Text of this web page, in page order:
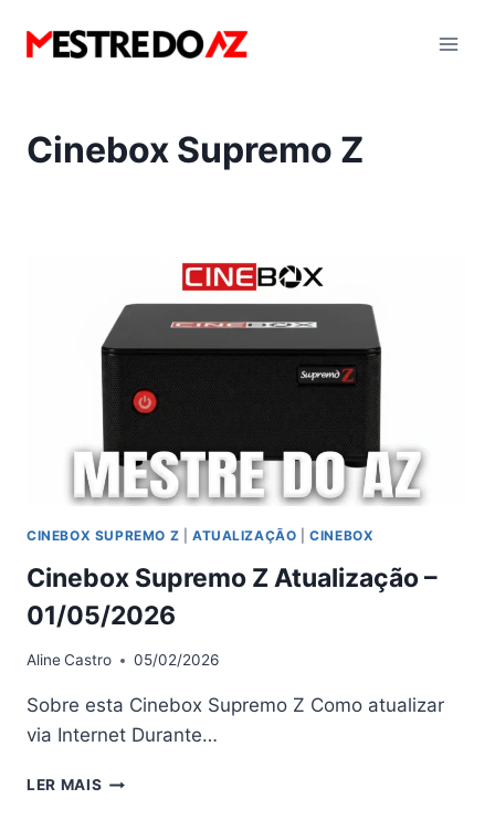
para
Cinebox Supremo Z
CINEBOX SUPREMO Z ATUALIZAÇÃO |CINEBOX
Cinebox Supremo Z Atualização –
01/05/2026
AlineCastro 05/02/2026
Sobre esta Cinebox Supremo Z Como atualizar
via Internet Durante…
LER MAIS CINEBOX